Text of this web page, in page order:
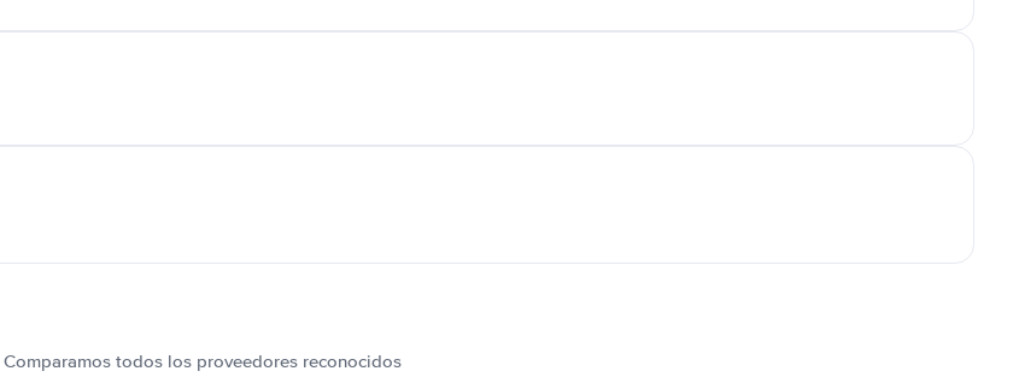
Comparamos todos los proveedores reconocidos